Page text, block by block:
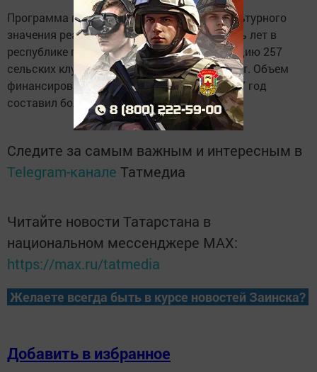
Программа по строительству объектов культурного
значения реализуется с 2012 года. За шесть лет в
республике построили и ввели в эксплуатацию 257
сельских клубов более чем на 41,5 тыс. мест. Объем
финансирования программы с 2012 по 2017 год
составил более 2,6 млрд рублей.
Следите за самым важным и интересным в
Telegram-канале Татмедиа
Читайте новости Татарстана в
национальном мессенджере MАХ:
https://max.ru/tatmedia
Желаете всегда быть в курсе новостей Заинска?
Добавить в избранное